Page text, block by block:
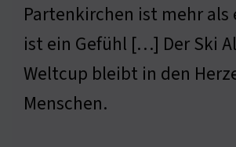
Partenkirchen ist mehr als
ist ein Gefühl […] Der Ski
Weltcup bleibt in den
Menschen.